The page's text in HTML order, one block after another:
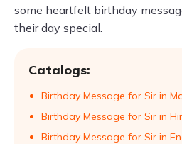
some heartfelt birthday
their day special.
Catalogs:
Birthday Message for Sir in
Birthday Message for Sir in
Birthday Message for Sir in